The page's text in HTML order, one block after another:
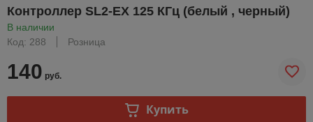
Контроллер SL2-EX 125 КГц (белый , черный)
В наличии
Код: 288
Розница
140 руб.
Купить